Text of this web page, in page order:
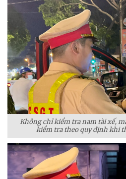
Không chỉ kiểm tra nam tài xế,
kiểm tra theo quy định khi